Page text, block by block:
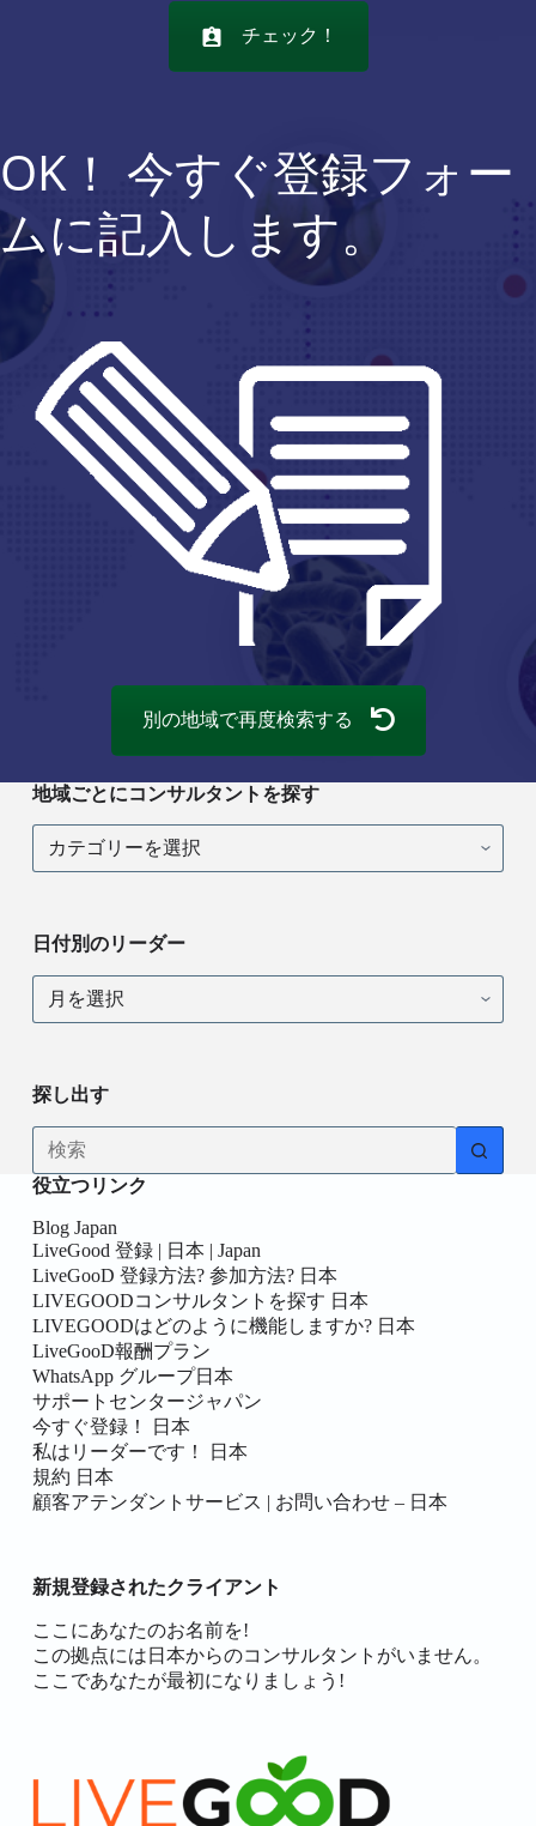
チェック！
OK！ 今すぐ登録フォー
ムに記入します。
今すぐ登録！
別の地域で再度検索する
地域ごとにコンサルタントを探す
地
コ
ン
ル
ト
を
探
す
日付別のリーダー
日
ー
ダ
探し出す
結
な
役立つリンク
Blog Japan
LiveGood 登録 | 日本 | Japan
LiveGooD 登録方法? 参加方法? 日本
LIVEGOODコンサルタントを探す 日本
LIVEGOODはどのように機能しますか? 日本
LiveGooD報酬プラン
WhatsApp グループ日本
サポートセンタージャパン
今すぐ登録！ 日本
私はリーダーです！ 日本
規約 日本
顧客アテンダントサービス | お問い合わせ – 日本
新規登録されたクライアント
ここにあなたのお名前を!
この拠点には日本からのコンサルタントがいません。
ここであなたが最初になりましょう!